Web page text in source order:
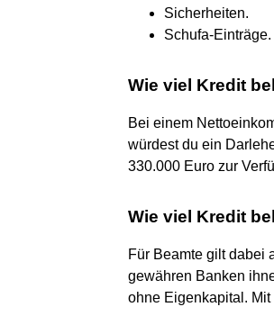
Sicherheiten.
Schufa-Einträge.
Wie viel Kredit
Bei einem
würdest du ein
330.000 Euro zur
Wie viel Kredit
Für Beamte gilt dabei
gewähren Banken
ohne Eigenkapital.